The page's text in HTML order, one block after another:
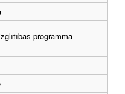
programma